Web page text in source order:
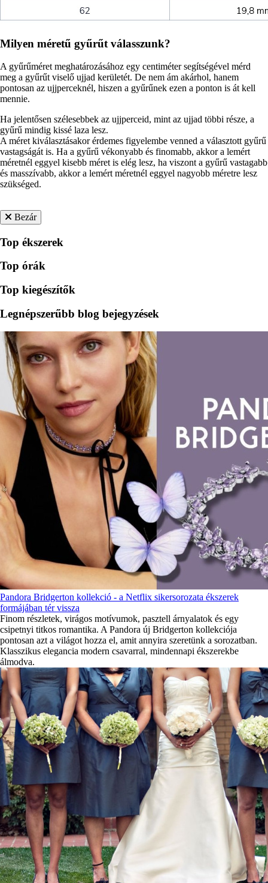
Milyen méretű gyűrűt válasszunk?
A gyűrűméret meghatározásához egy centiméter segítségével mérd
meg a gyűrűt viselő ujjad kerületét. De nem ám akárhol, hanem
pontosan az ujjperceknél, hiszen a gyűrűnek ezen a ponton is át kell
mennie.
Ha jelentősen szélesebbek az ujjperceid, mint az ujjad többi része, a
gyűrű mindig kissé laza lesz.
A méret kiválasztásakor érdemes figyelembe venned a választott gyűrű
vastagságát is. Ha a gyűrű vékonyabb és finomabb, akkor a lemért
méretnél eggyel kisebb méret is elég lesz, ha viszont a gyűrű vastagabb
és masszívabb, akkor a lemért méretnél eggyel nagyobb méretre lesz
szükséged.
Bezár
Top ékszerek
Top órák
Top kiegészítők
Legnépszerűbb blog bejegyzések
Pandora Bridgerton kollekció - a Netflix sikersorozata ékszerek
formájában tér vissza
Finom részletek, virágos motívumok, pasztell árnyalatok és egy
csipetnyi titkos romantika. A Pandora új Bridgerton kollekciója
pontosan azt a világot hozza el, amit annyira szeretünk a sorozatban.
Klasszikus elegancia modern csavarral, mindennapi ékszerekbe
álmodva.